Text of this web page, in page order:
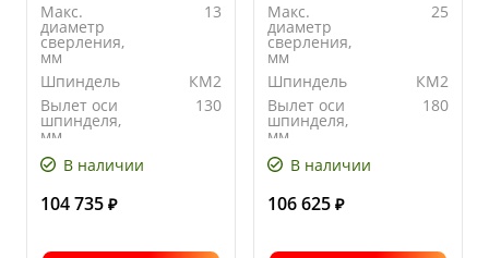
Макс.
диаметр
сверления,
мм
13
Шпиндель
КМ2
Вылет оси
шпинделя,
мм
130
Количество
скоростей
В наличии
104 735 ₽
Макс.
диаметр
сверления,
мм
25
Шпиндель
КМ2
Вылет оси
шпинделя,
мм
180
Количество
скоростей
В наличии
106 625 ₽